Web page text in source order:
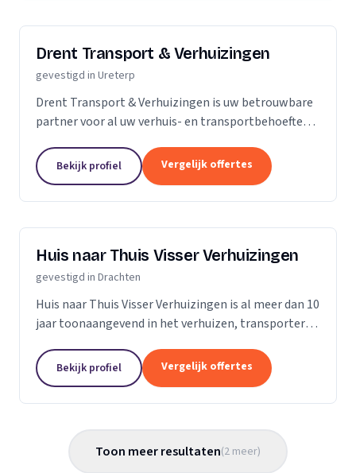
Drent Transport & Verhuizingen
gevestigd in Ureterp
Drent Transport & Verhuizingen is uw betrouwbare
partner voor al uw verhuis- en transportbehoeften.
inboedel, zowel binnen Nederland als naar andere...
Bekijk profiel Vergelijk offertes
Huis naar Thuis Visser Verhuizingen
gevestigd in Drachten
Huis naar Thuis Visser Verhuizingen is al meer dan 10
jaar toonaangevend in het verhuizen, transporteren
kunnen vertrouwen op onze jarenlange ervaring en...
Bekijk profiel Vergelijk offertes
Toon meer resultaten(2 meer)